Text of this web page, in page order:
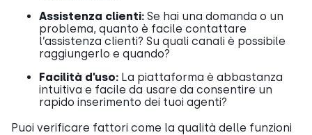
Assistenza clienti: Se hai una domanda o un
problema, quanto è facile contattare
l’assistenza clienti? Su quali canali è possibile
raggiungerlo e quando?
Facilità d’uso: La piattaforma è abbastanza
intuitiva e facile da usare da consentire un
rapido inserimento dei tuoi agenti?
Puoi verificare fattori come la qualità delle funzioni